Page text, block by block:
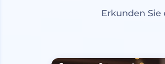
Erkunden